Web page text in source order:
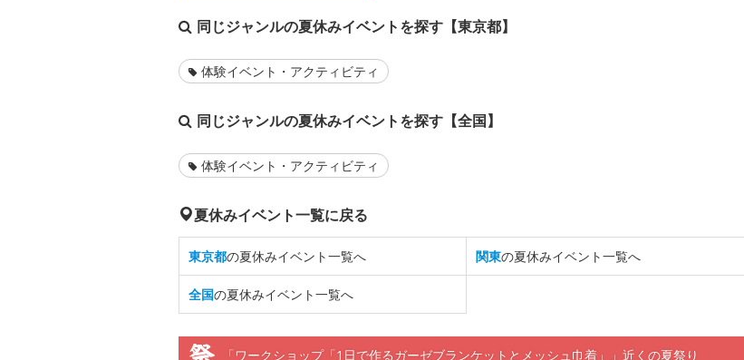
同じジャンルの夏休みイベントを探す【東京都】
体験イベント・アクティビティ
同じジャンルの夏休みイベントを探す【全国】
体験イベント・アクティビティ
夏休みイベント一覧に戻る
東京都の夏休みイベント一覧へ 関東の夏休みイベント一覧へ
全国の夏休みイベント一覧へ
「ワークショップ「1日で作るガーゼブランケットとメッシュ巾着」」近くの夏祭り